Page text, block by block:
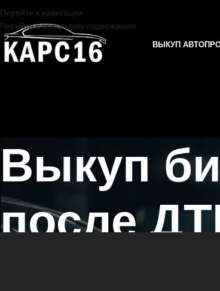
Перейти к навигации
Перейти к основному содержанию
ВЫКУП АВТО
Выкуп
после